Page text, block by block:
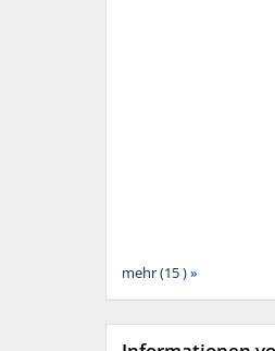
mehr (15 ) »